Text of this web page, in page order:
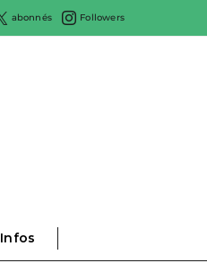
abonnés Followers
Infos